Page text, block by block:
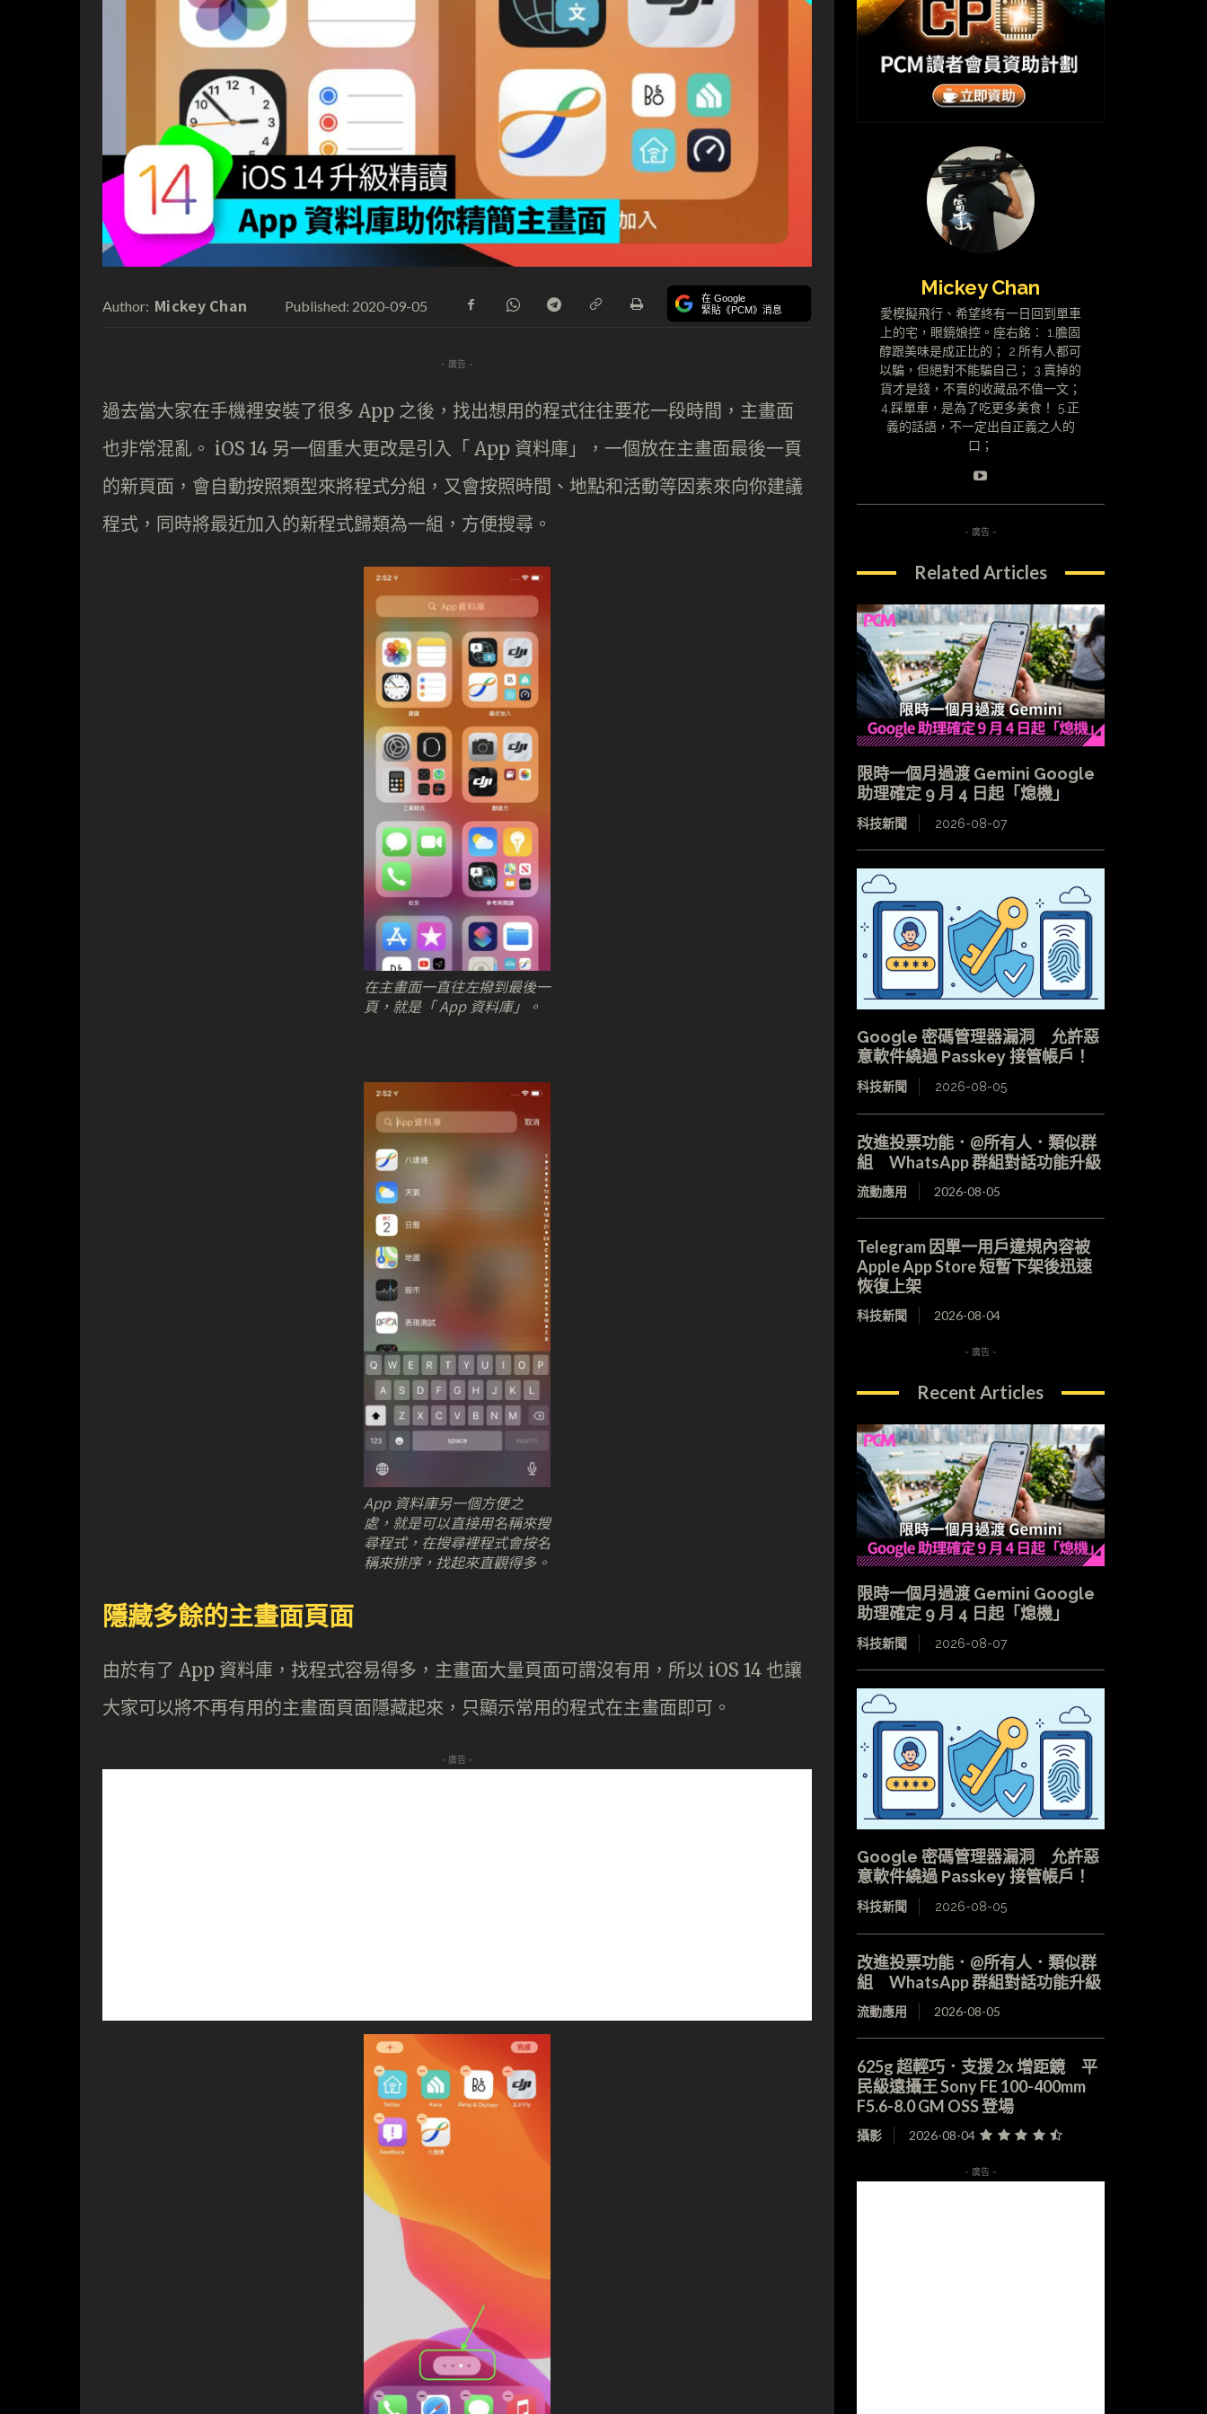
Author: Mickey Chan Published: 2020-09-05 在 Google
緊貼《PCM》消息
- 廣告 -
過去當大家在手機裡安裝了很多 App 之後，找出想用的程式往往要花一段時間，主畫面
也非常混亂。 iOS 14 另一個重大更改是引入「 App 資料庫」，一個放在主畫面最後一頁
的新頁面，會自動按照類型來將程式分組，又會按照時間、地點和活動等因素來向你建議
程式，同時將最近加入的新程式歸類為一組，方便搜尋。
在主畫面一直往左撥到最後一
頁，就是「 App 資料庫」。
App 資料庫另一個方便之
處，就是可以直接用名稱來搜
尋程式，在搜尋裡程式會按名
稱來排序，找起來直觀得多。
隱藏多餘的主畫面頁面
由於有了 App 資料庫，找程式容易得多，主畫面大量頁面可謂沒有用，所以 iOS 14 也讓
大家可以將不再有用的主畫面頁面隱藏起來，只顯示常用的程式在主畫面即可。
- 廣告 -
Mickey Chan
愛模擬飛行、希望終有一日回到單車
上的宅，眼鏡娘控。座右銘： 1.膽固
醇跟美味是成正比的； 2.所有人都可
以騙，但絕對不能騙自己； 3.賣掉的
貨才是錢，不賣的收藏品不值一文；
4.踩單車，是為了吃更多美食！ 5.正
義的話語，不一定出自正義之人的
口；
- 廣告 -
Related Articles
限時一個月過渡 Gemini Google
助理確定 9 月 4 日起「熄機」
科技新聞 2026-08-07
Google 密碼管理器漏洞 允許惡
意軟件繞過 Passkey 接管帳戶！
科技新聞 2026-08-05
改進投票功能．@所有人．類似群
組 WhatsApp 群組對話功能升級
流動應用 2026-08-05
Telegram 因單一用戶違規內容被
Apple App Store 短暫下架後迅速
恢復上架
科技新聞 2026-08-04
- 廣告 -
Recent Articles
限時一個月過渡 Gemini Google
助理確定 9 月 4 日起「熄機」
科技新聞 2026-08-07
Google 密碼管理器漏洞 允許惡
意軟件繞過 Passkey 接管帳戶！
科技新聞 2026-08-05
改進投票功能．@所有人．類似群
組 WhatsApp 群組對話功能升級
流動應用 2026-08-05
625g 超輕巧．支援 2x 增距鏡 平
民級遠攝王 Sony FE 100-400mm
F5.6-8.0 GM OSS 登場
攝影 2026-08-04
- 廣告 -